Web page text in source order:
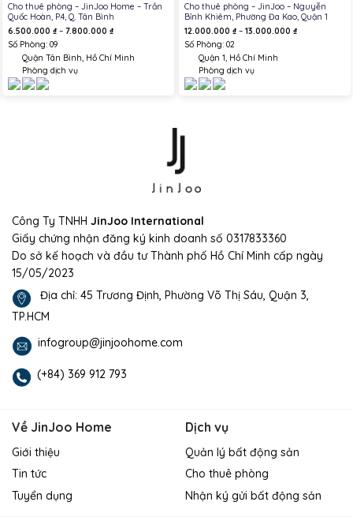
Cho thuê phòng – JinJoo Home – Trần
Quốc Hoàn, P.4, Q. Tân Bình
6.500.000 ₫ – 7.800.000 ₫Khoảng
giá:
6.500.000 ₫
đến
Số Phòng: 09
Quận Tân Bình, Hồ Chí Minh
Phòng dịch vụ
Cho thuê phòng – JinJoo – Nguyễn
Bỉnh Khiêm, Phường Đa Kao, Quận 1
12.000.000 ₫ – 13.000.000 ₫Khoảng
giá:
Số Phòng: 02
Quận 1, Hồ Chí Minh
Phòng dịch vụ
Công Ty TNHH JinJoo International
Giấy chứng nhận đăng ký kinh doanh số 0317833360
Do sở kế hoạch và đầu tư Thành phố Hồ Chí Minh cấp ngày
15/05/2023
Địa chỉ: 45 Trương Định, Phường Võ Thị Sáu, Quận 3,
TP.HCM
infogroup@jinjoohome.com
(+84) 369 912 793
Về JinJoo Home
Giới thiệu
Tin tức
Tuyển dụng
Dịch vụ
Quản lý bất động sản
Cho thuê phòng
Nhận ký gửi bất động sản